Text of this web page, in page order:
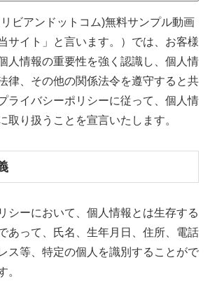
ビアンドットコム)無料サンプル動画
サイト」と言います。）では、お客様
人情報の重要性を強く認識し、個人情
律、その他の関係法令を遵守すると共
ライバシーポリシーに従って、個人情
取り扱うことを宣言いたします。
シーにおいて、個人情報とは生存する
あって、氏名、生年月日、住所、電話
ス等、特定の個人を識別することがで
。